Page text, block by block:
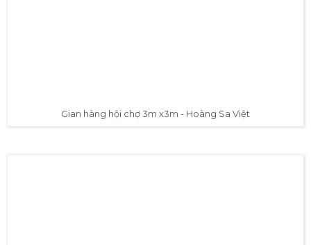
Gian hàng hội chợ 3m x3m - Hoàng Sa Việt